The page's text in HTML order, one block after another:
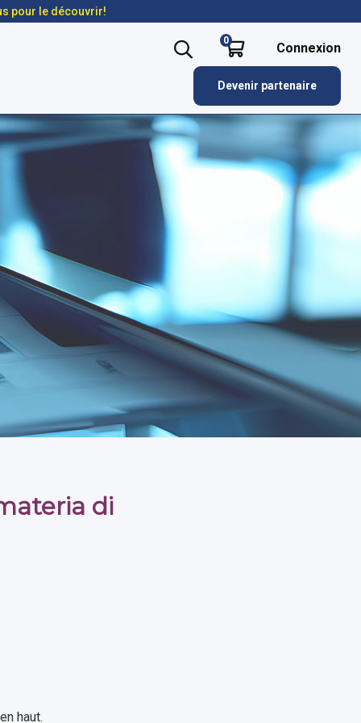
pour le découvrir!
0 Connexion
Devenir partenaire
di
haut.